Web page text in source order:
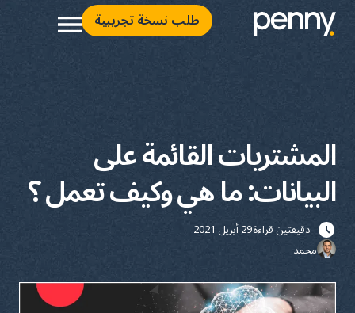
طلب نسخة تجريبية
المشتريات القائمة على
البيانات: ما هي وكيف تعمل ؟
دقيقتين قراءة29 أبريل 2021
محمد